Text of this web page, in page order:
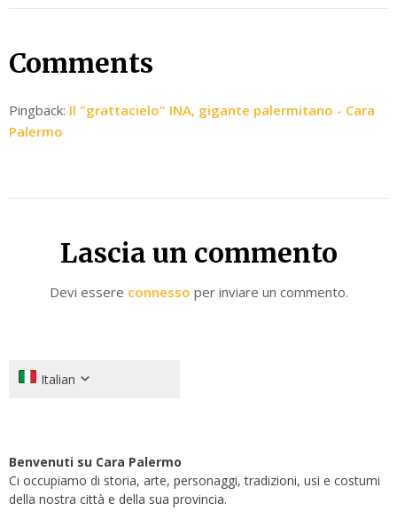
Comments
Pingback: Il "grattacielo" INA, gigante palermitano - Cara
Palermo
Lascia un commento
Devi essere connesso per inviare un commento.
Italian
Benvenuti su Cara Palermo
Ci occupiamo di storia, arte, personaggi, tradizioni, usi e costumi
della nostra città e della sua provincia.